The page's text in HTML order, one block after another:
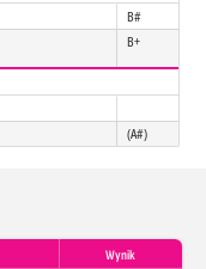
B#
B+
(A#)
Wynik